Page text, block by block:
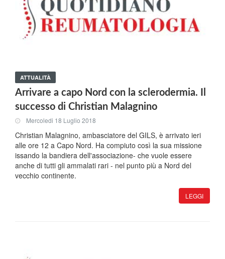
ATTUALITÀ
Arrivare a capo Nord con la sclerodermia. Il
successo di Christian Malagnino
Mercoledi 18 Luglio 2018
Christian Malagnino, ambasciatore del GILS, è arrivato ieri
alle ore 12 a Capo Nord. Ha compiuto così la sua missione
issando la bandiera dell'associazione- che vuole essere
anche di tutti gli ammalati rari - nel punto più a Nord del
vecchio continente.
LEGGI